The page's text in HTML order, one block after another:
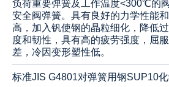
负荷重要弹簧及工作温度<300℃的
安全阀弹簧。具有良好的力学性能
高，加入钒使钢的晶粒细化，降低
度和韧性，具有高的疲劳强度，屈
差，冷因变形塑性低。
标准JIS G4801对弹簧用钢SUP10